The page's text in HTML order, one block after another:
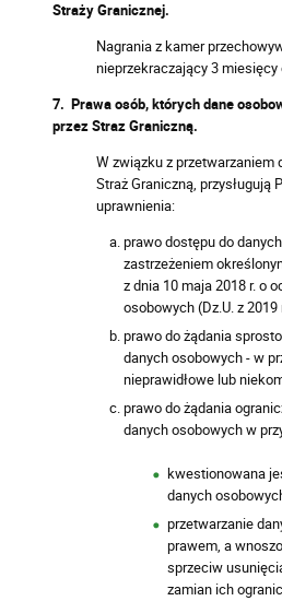
Straży Granicznej.
Nagrania z kamer
nieprzekraczający 3 miesięcy
7. Prawa osób, których dane
przez Straz Graniczną.
W związku z przetwarzaniem
Straż Graniczną, przysługują
uprawnienia:
prawo dostępu do
zastrzeżeniem
z dnia 10 maja 2018 r. o
osobowych (Dz.U. z 2019
prawo do żądania
danych osobowych - w
nieprawidłowe lub
prawo do żądania
danych osobowych w
kwestionowana
danych
przetwarzanie
prawem, a
sprzeciw
zamian ich